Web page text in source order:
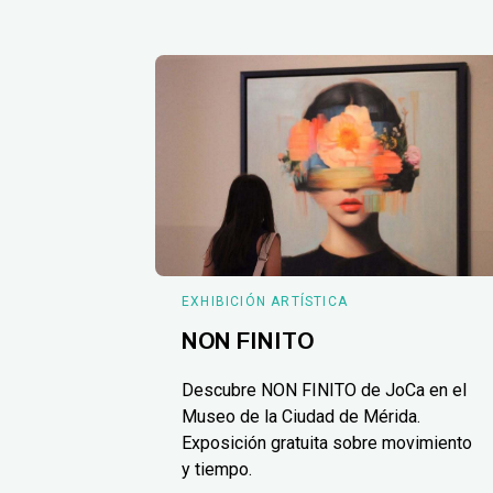
EXHIBICIÓN ARTÍSTICA
NON FINITO
Descubre NON FINITO de JoCa en el
Museo de la Ciudad de Mérida.
Exposición gratuita sobre movimiento
y tiempo.